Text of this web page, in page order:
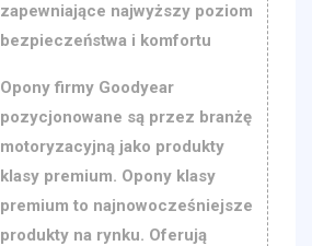
zapewniające najwyższy poziom
bezpieczeństwa i komfortu
Opony firmy Goodyear
pozycjonowane są przez branżę
motoryzacyjną jako produkty
klasy premium. Opony klasy
premium to najnowocześniejsze
produkty na rynku. Oferują